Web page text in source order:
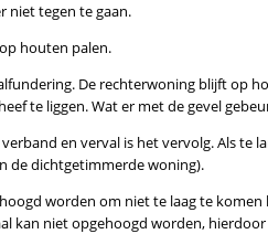
niet tegen te gaan.
houten palen.
De rechterwoning blijft op
te liggen. Wat er met de gevel
en verval is het vervolg. Als te
de dichtgetimmerde woning).
worden om niet te laag te
kan niet opgehoogd worden,